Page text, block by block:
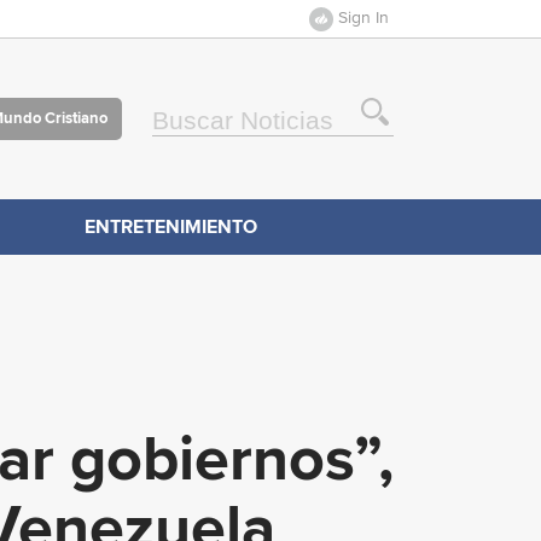
Sign In
Cristiano
ENTRETENIMIENTO
gobiernos”,